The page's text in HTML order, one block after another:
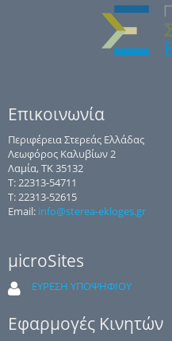
Επικοινωνία
Περιφέρεια Στερεάς Ελλάδας
Λεωφόρος Καλυβίων 2
Λαμία, ΤΚ 35132
Τ: 22313-54711
Τ: 22313-52615
Email: info@sterea-ekloges.gr
μicroSites
ΕΥΡΕΣΗ ΥΠΟΨΗΦΙΟΥ
Εφαρμογές Κινητών